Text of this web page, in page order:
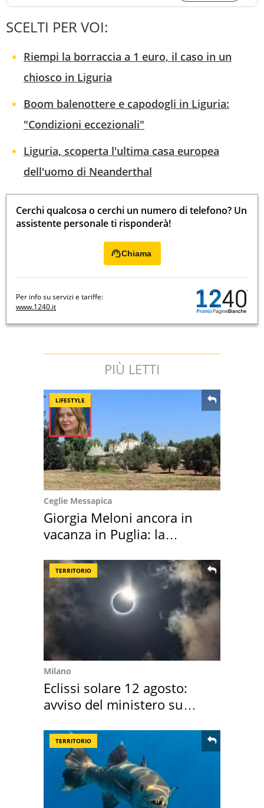
SCELTI PER VOI:
Riempi la borraccia a 1 euro, il caso in un
chiosco in Liguria
Boom balenottere e capodogli in Liguria:
"Condizioni eccezionali"
Liguria, scoperta l'ultima casa europea
dell'uomo di Neanderthal
Cerchi qualcosa o cerchi un numero di telefono? Un
assistente personale ti risponderà!
Chiama
Per info su servizi e tariffe:
www.1240.it
PIÙ LETTI
LIFESTYLE
Ceglie Messapica
Giorgia Meloni ancora in
vacanza in Puglia: la
TERRITORIO
Milano
Eclissi solare 12 agosto:
avviso del ministero su
TERRITORIO